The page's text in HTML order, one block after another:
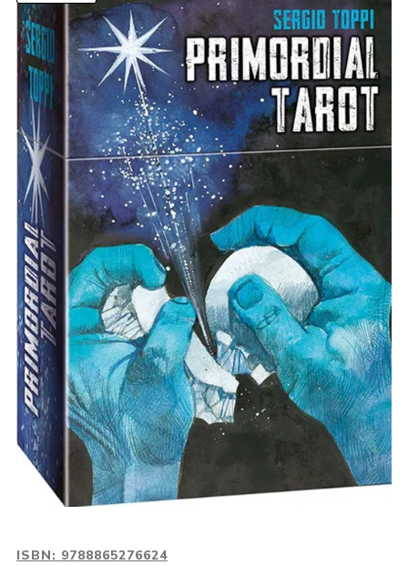
ISBN: 9788865276624